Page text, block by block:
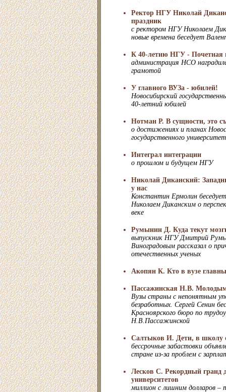
Ректор НГУ Николай
праздник
с ректором НГУ Николаем
новые времена беседует
К 40-летию НГУ - Почетная
администрация НСО
грамотой
У главного ВУЗа - юбилей!
Новосибирский
40-летний юбилей
Нотман Р. В сущности, это
о достижениях и планах
государственного
Интеграл интеграции
о прошлом и будущем НГУ
Николай Диканский:
у нас
Константин Ермолин
Николаем Диканским о
веке
Румынин Д. Куда текут
выпускник НГУ Дмитрий
Виноградовым рассказал о
отечественных ученых
Акопян К. Кто в вузе
Пассажинская Н.В. Молодым
Вузы страны с непонятным
безработных. Сергей Сенин
Красноярского бюро по
Н.В.Пассажинской
Салтыков И. Дети, в школу
бессрочные забастовки
стране из-за проблем с
Лесков С. Рекордный гранд
университетов
миллион с лишним долларов –